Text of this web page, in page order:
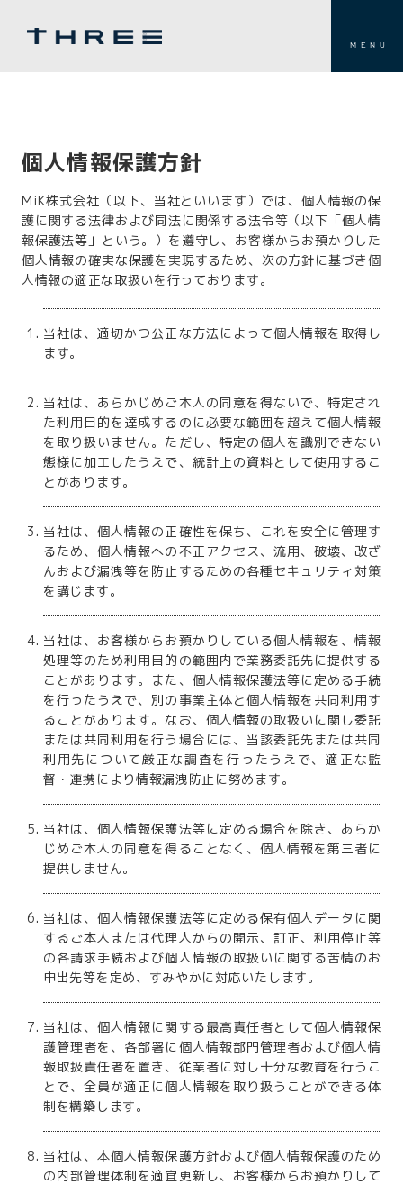
MENU
個人情報保護方針
MiK株式会社（以下、当社といいます）では、個人情報の保
護に関する法律および同法に関係する法令等（以下「個人情
報保護法等」という。）を遵守し、お客様からお預かりした
個人情報の確実な保護を実現するため、次の方針に基づき個
人情報の適正な取扱いを行っております。
当社は、適切かつ公正な方法によって個人情報を取得し
ます。
当社は、あらかじめご本人の同意を得ないで、特定され
た利用目的を達成するのに必要な範囲を超えて個人情報
を取り扱いません。ただし、特定の個人を識別できない
態様に加工したうえで、統計上の資料として使用するこ
とがあります。
当社は、個人情報の正確性を保ち、これを安全に管理す
るため、個人情報への不正アクセス、流用、破壊、改ざ
んおよび漏洩等を防止するための各種セキュリティ対策
を講じます。
当社は、お客様からお預かりしている個人情報を、情報
処理等のため利用目的の範囲内で業務委託先に提供する
ことがあります。また、個人情報保護法等に定める手続
を行ったうえで、別の事業主体と個人情報を共同利用す
ることがあります。なお、個人情報の取扱いに関し委託
または共同利用を行う場合には、当該委託先または共同
利用先について厳正な調査を行ったうえで、適正な監
督・連携により情報漏洩防止に努めます。
当社は、個人情報保護法等に定める場合を除き、あらか
じめご本人の同意を得ることなく、個人情報を第三者に
提供しません。
当社は、個人情報保護法等に定める保有個人データに関
するご本人または代理人からの開示、訂正、利用停止等
の各請求手続および個人情報の取扱いに関する苦情のお
申出先等を定め、すみやかに対応いたします。
当社は、個人情報に関する最高責任者として個人情報保
護管理者を、各部署に個人情報部門管理者および個人情
報取扱責任者を置き、従業者に対し十分な教育を行うこ
とで、全員が適正に個人情報を取り扱うことができる体
制を構築します。
当社は、本個人情報保護方針および個人情報保護のため
の内部管理体制を適宜更新し、お客様からお預かりして